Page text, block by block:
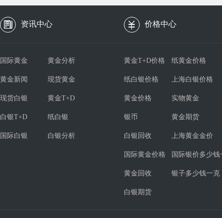
资讯中心 价格中心
国际黄金 黄金分析
黄金新闻 现货黄金
现货白银 黄金T+D
白银T+D 纸白银
国际白银 白银分析
黄金T+D价格 纸黄金价格
纸白银价格 上海白银价格
黄金价格 实物黄金
银币 黄金期货
白银回收 上海黄金金价
国际黄金价格 国际银价多少钱
黄金回收 银子多少钱一克
白银期货